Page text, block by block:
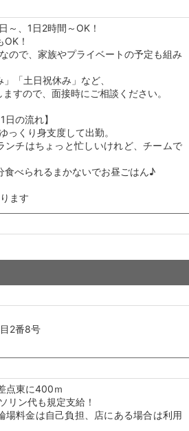
、1日2時間～OK！
！
ので、家族やプライベートの予定も組み
「土日祝休み」など、
すので、面接時にご相談ください。
の流れ】
くり身支度して出勤。
ンチはちょっと忙しいけれど、チームで
べられるまかないでお昼ごはん♪
ます
2番8号
点東に400ｍ
リン代も規定支給！
料金は自己負担、店にある場合は利用